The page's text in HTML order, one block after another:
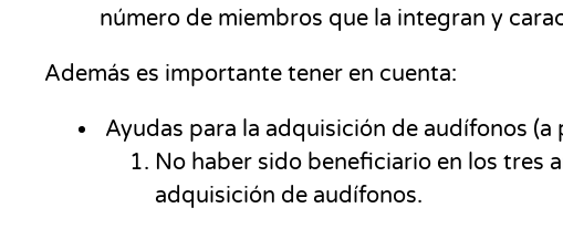
número de miembros que la integran y
Además es importante tener en cuenta:
Ayudas para la adquisición de audífonos (a
No haber sido beneficiario en los tres
adquisición de audífonos.